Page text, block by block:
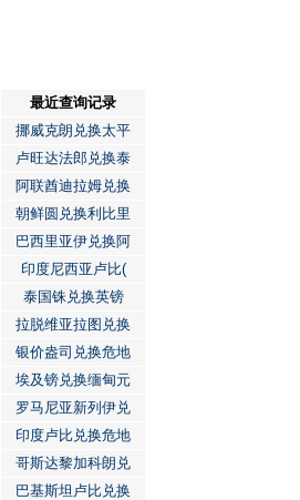
最近查询记录
挪威克朗兑换太平
卢旺达法郎兑换泰
阿联酋迪拉姆兑换
朝鲜圆兑换利比里
巴西里亚伊兑换阿
印度尼西亚卢比(
泰国铢兑换英镑
拉脱维亚拉图兑换
银价盎司兑换危地
埃及镑兑换缅甸元
罗马尼亚新列伊兑
印度卢比兑换危地
哥斯达黎加科朗兑
巴基斯坦卢比兑换